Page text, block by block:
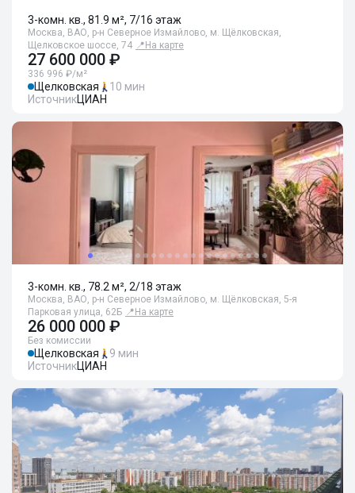
3-комн. кв., 81.9 м², 7/16 этаж
Москва, ВАО, р-н Северное Измайлово, м. Щёлковская,
Щелковское шоссе, 74 📍 На карте
27 600 000 ₽
336 996 ₽/м²
Щелковская
10 мин
ИсточникЦИАН
3-комн. кв., 78.2 м², 2/18 этаж
Москва, ВАО, р-н Северное Измайлово, м. Щёлковская, 5-я
Парковая улица, 62Б 📍 На карте
26 000 000 ₽
Без комиссии
Щелковская
9 мин
ИсточникЦИАН